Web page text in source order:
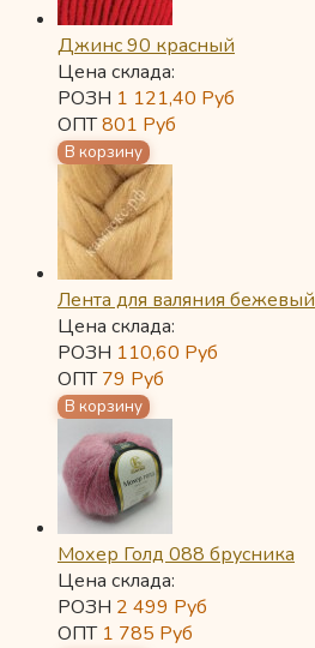
Джинс 90 красный
Цена склада:
РОЗН 1 121,40 Руб
ОПТ801 Руб
Лента для валяния бежевый
Цена склада:
РОЗН 110,60 Руб
ОПТ79 Руб
Мохер Голд 088 брусника
Цена склада:
РОЗН 2 499 Руб
ОПТ 1 785 Руб